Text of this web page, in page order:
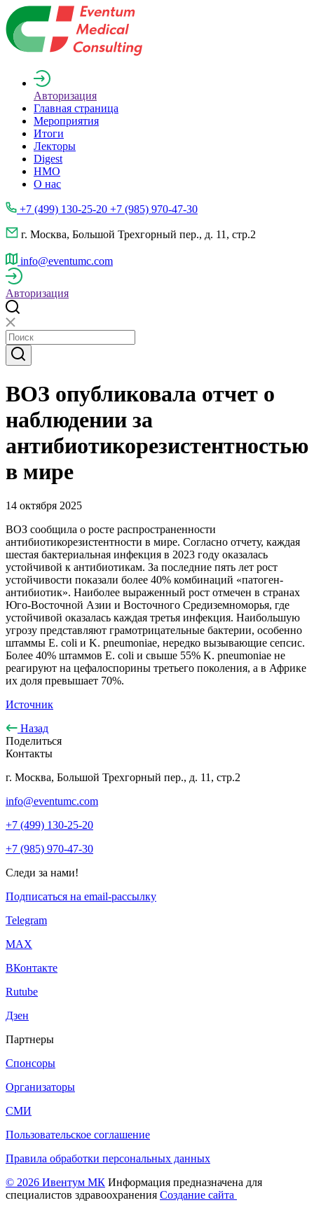
Авторизация
Главная страница
Мероприятия
Итоги
Лекторы
Digest
НМО
О нас
+7 (499) 130-25-20 +7 (985) 970-47-30
г. Москва, Большой Трехгорный пер., д. 11, стр.2
info@eventumc.com
Авторизация
ВОЗ опубликовала отчет о
наблюдении за
антибиотикорезистентностью
в мире
14 октября 2025
ВОЗ сообщила о росте распространенности
антибиотикорезистентности в мире. Согласно отчету, каждая
шестая бактериальная инфекция в 2023 году оказалась
устойчивой к антибиотикам. За последние пять лет рост
устойчивости показали более 40% комбинаций «патоген-
антибиотик». Наиболее выраженный рост отмечен в странах
Юго-Восточной Азии и Восточного Средиземноморья, где
устойчивой оказалась каждая третья инфекция. Наибольшую
угрозу представляют грамотрицательные бактерии, особенно
штаммы E. coli и K. pneumoniae, нередко вызывающие сепсис.
Более 40% штаммов E. coli и свыше 55% K. pneumoniae не
реагируют на цефалоспорины третьего поколения, а в Африке
их доля превышает 70%.
Источник
Назад
Поделиться
Контакты
г. Москва, Большой Трехгорный пер., д. 11, стр.2
info@eventumc.com
+7 (499) 130-25-20
+7 (985) 970-47-30
Следи за нами!
Подписаться на email-рассылку
Telegram
МАХ
ВКонтакте
Rutube
Дзен
Партнеры
Спонсоры
Организаторы
СМИ
Пользовательское соглашение
Правила обработки персональных данных
© 2026 Ивентум МК Информация предназначена для
специалистов здравоохранения Создание сайта